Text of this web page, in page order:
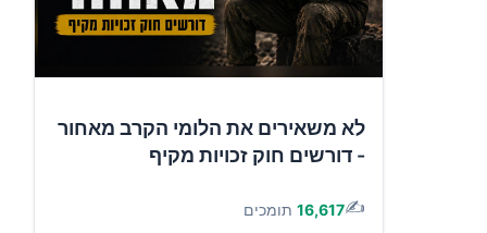
לא משאירים את הלומי הקרב מאחור
- דורשים חוק זכויות מקיף
✍️
16,617 תומכים